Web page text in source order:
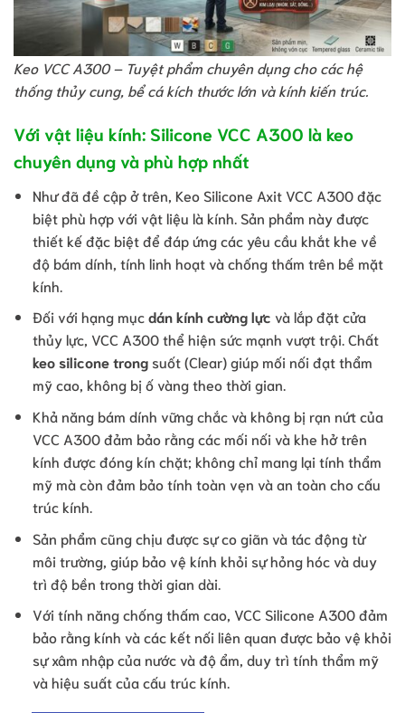
Keo VCC A300 – Tuyệt phẩm chuyên dụng cho các hệ
thống thủy cung, bể cá kích thước lớn và kính kiến trúc.
Với vật liệu kính: Silicone VCC A300 là keo
chuyên dụng và phù hợp nhất
Như đã đề cập ở trên, Keo Silicone Axit VCC A300 đặc
biệt phù hợp với vật liệu là kính. Sản phẩm này được
thiết kế đặc biệt để đáp ứng các yêu cầu khắt khe về
độ bám dính, tính linh hoạt và chống thấm trên bề mặt
kính.
Đối với hạng mụcdán kính cường lực và lắp đặt cửa
thủy lực, VCC A300 thể hiện sức mạnh vượt trội. Chất
keo silicone trongsuốt (Clear) giúp mối nối đạt thẩm
mỹ cao, không bị ố vàng theo thời gian.
Khả năng bám dính vững chắc và không bị rạn nứt của
VCC A300 đảm bảo rằng các mối nối và khe hở trên
kính được đóng kín chặt; không chỉ mang lại tính thẩm
mỹ mà còn đảm bảo tính toàn vẹn và an toàn cho cấu
trúc kính.
Sản phẩm cũng chịu được sự co giãn và tác động từ
môi trường, giúp bảo vệ kính khỏi sự hỏng hóc và duy
trì độ bền trong thời gian dài.
Với tính năng chống thấm cao, VCC Silicone A300 đảm
bảo rằng kính và các kết nối liên quan được bảo vệ khỏi
sự xâm nhập của nước và độ ẩm, duy trì tính thẩm mỹ
và hiệu suất của cấu trúc kính.